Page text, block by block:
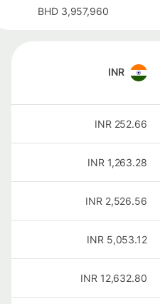
3,957,960
BHD
INR
252.66
INR
1,263.28
INR
2,526.56
INR
5,053.12
INR
12,632.80
INR